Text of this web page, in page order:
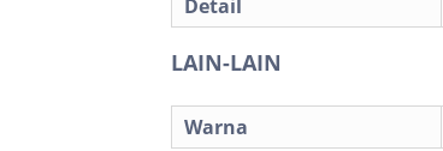
Detail
LAIN-LAIN
Warna